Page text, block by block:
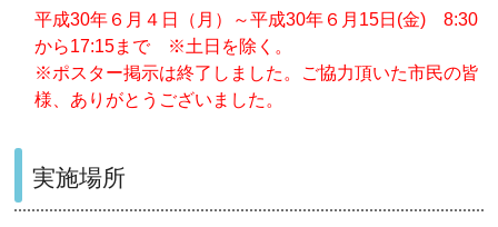
平成30年６月４日（月）～平成30年６月15日(金) 8:30
から17:15まで ※土日を除く。
※ポスター掲示は終了しました。ご協力頂いた市民の皆
様、ありがとうございました。
実施場所